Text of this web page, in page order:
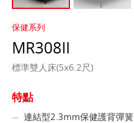
保健系列
MR308II
標準雙人床(5x6.2尺)
特點
連結型2.3mm保健護背彈簧